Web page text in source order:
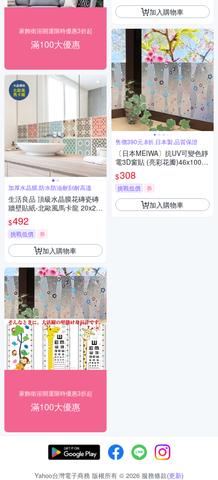
家飾衛浴開運限時優惠3折起
滿100大優惠
加厚水晶膜,防水防油耐刮耐高溫
生活良品 頂級水晶膜花磚瓷磚
牆壁貼紙-北歐風馬卡龍 20x20
cm 每套10片-速
$492
挑戰低價 券
加入購物車
家飾衛浴開運限時優惠3折起
滿100大優惠
加入購物車
售價390元,8折,日本製,品質保證
〔日本MEIWA〕抗UV可變色靜
電3D窗貼 (亮彩花瓣)46x100公
分★促銷★
$308
挑戰低價 券
加入購物車
Yahoo台灣電子商務 版權所有 © 2026 服務條款(更新)